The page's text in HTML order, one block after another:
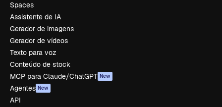
Spaces
Assistente de IA
Gerador de imagens
Gerador de vídeos
Texto para voz
Conteúdo de stock
MCP para Claude/ChatGPT New
Agentes New
API